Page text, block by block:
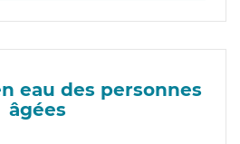
eau des personnes
âgées